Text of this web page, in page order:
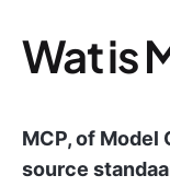
Wat is
MCP, of
source